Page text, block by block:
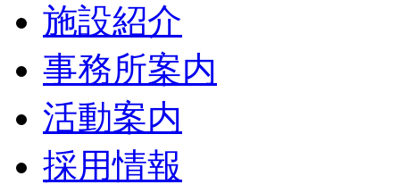
施設紹介
事務所案内
活動案内
採用情報